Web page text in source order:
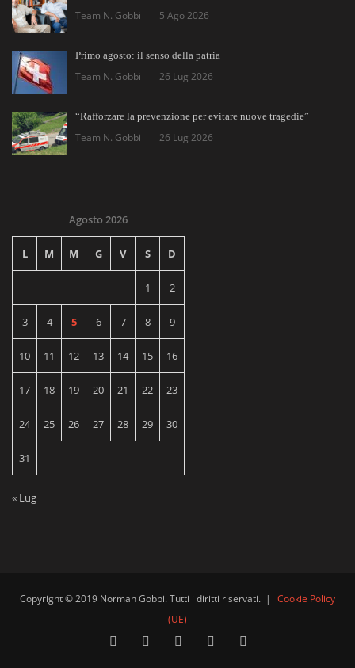
Team N. Gobbi 5 Ago 2026
Primo agosto: il senso della patria
Team N. Gobbi 26 Lug 2026
“Rafforzare la prevenzione per evitare nuove tragedie”
Team N. Gobbi 26 Lug 2026
Agosto 2026
L M M G V S D
1 2
3 4 5 6 7 8 9
10 11 12 13 14 15 16
17 18 19 20 21 22 23
24 25 26 27 28 29 30
31
« Lug
Copyright © 2019 Norman Gobbi. Tutti i diritti riservati. |
Cookie Policy
(UE)